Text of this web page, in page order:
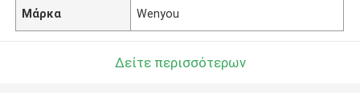
Μάρκα Wenyou
Δείτε περισσότερων